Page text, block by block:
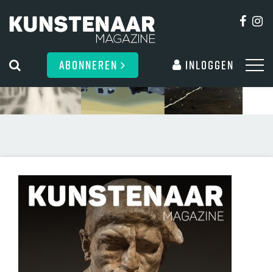
ABONNEREN Inloggen